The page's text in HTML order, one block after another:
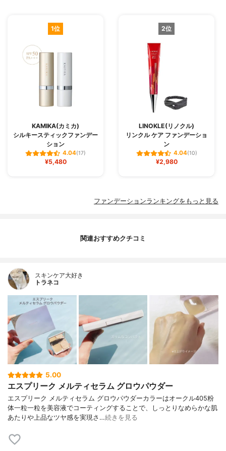
1位
KAMIKA(カミカ)
シルキースティックファンデー
ション
4.04(17)
¥5,480
2位
LINOKLE(リノクル)
リンクル ケア ファンデーショ
ン
4.04(10)
¥2,980
ファンデーションランキングをもっと見る
関連おすすめクチコミ
スキンケア大好き
トラネコ
5.00
エスプリーク メルティセラム グロウパウダー
エスプリーク メルティセラム グロウパウダーカラーはオークル405粉
体一粒一粒を美容液でコーティングすることで、しっとりなめらかな肌
あたりや上品なツヤ感を実現さ…続きを見る